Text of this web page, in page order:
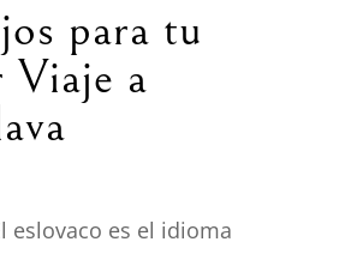
para tu
Viaje a
eslovaco es el idioma